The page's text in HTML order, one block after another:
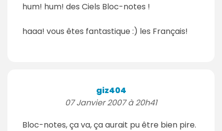
hum! hum! des Ciels Bloc-notes !
haaa! vous êtes fantastique :) les Français!
giz404
07 Janvier 2007 à 20h41
Bloc-notes, ça va, ça aurait pu être bien pire.